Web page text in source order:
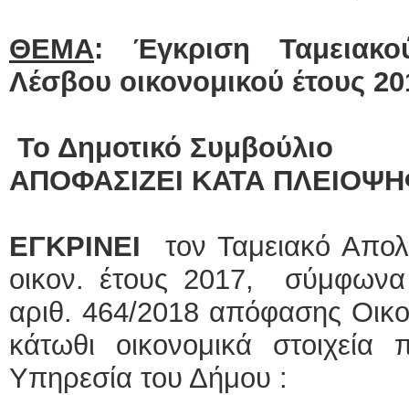
ΘΕΜΑ: Έγκριση
Λέσβου οικονομικού έτους
Το Δημοτικό Συμβούλιο
ΑΠΟΦΑΣΙΖΕΙ ΚΑΤΑ
ΕΓΚΡΙΝΕΙ τον Ταμειακό
οικον. έτους 2017,
αριθ. 464/2018 απόφασης
κάτωθι οικονομικά
Υπηρεσία του Δήμου :